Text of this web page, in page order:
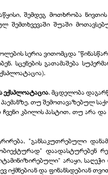
შემდეგ მოთხრობა
შუაში
სერია ვითომცდა
სცენების გათამაშება
ექსპლოატაცია. მცდელობა
თუ შემოთავაზებულ
კბილის პასტით, თუ არა და
"განსაკუთრებული
დაადასტურებენ
არაყი, საღეჭი
იქმნებიან და ფინანსდებიან